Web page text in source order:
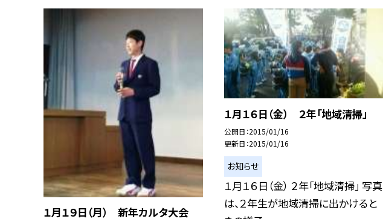
１月１９日（月） 新年カルタ大会
１月１６日（金） ２年「地域清掃」
公開日 2015/01/16
更新日 2015/01/16
お知らせ
１月１６日（金） ２年「地域清掃」 写真
は、２年生が地域清掃に出かけると